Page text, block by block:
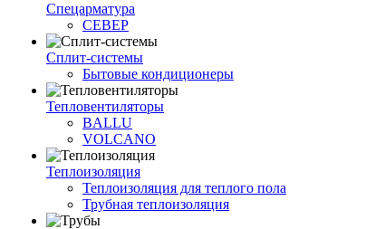
Спецарматура
СЕВЕР
Сплит-системы
Бытовые кондиционеры
Тепловентиляторы
BALLU
VOLCANO
Теплоизоляция
Теплоизоляция для теплого пола
Трубная теплоизоляция